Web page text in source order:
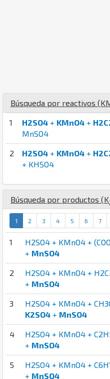
Búsqueda por reactivos (K
1 H2SO4 + KMnO4 +
MnSO4
2 H2SO4 + KMnO4 +
+ KHSO4
Búsqueda por productos (K
1 2 3 4 5 6 7
1 H2SO4 + KMnO4 +
+ MnSO4
2 H2SO4 + KMnO4 +
+ MnSO4
3 H2SO4 + KMnO4 +
K2SO4 + MnSO4
4 H2SO4 + KMnO4 +
+ MnSO4
5 H2SO4 + KMnO4 +
+ MnSO4